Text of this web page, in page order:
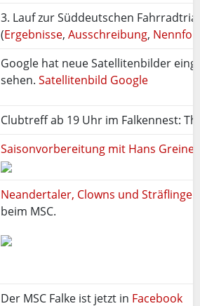
3. Lauf zur Süddeutschen
(Ergebnisse,Ausschreibung,
Google hat neue Satellitenbilder
sehen.Satellitenbild Google
Clubtreff ab 19 Uhr im Falkennest:
Saisonvorbereitung mit Hans Greiner
Neandertaler, Clowns und
beim MSC.
Der MSC Falke ist jetzt in Facebook